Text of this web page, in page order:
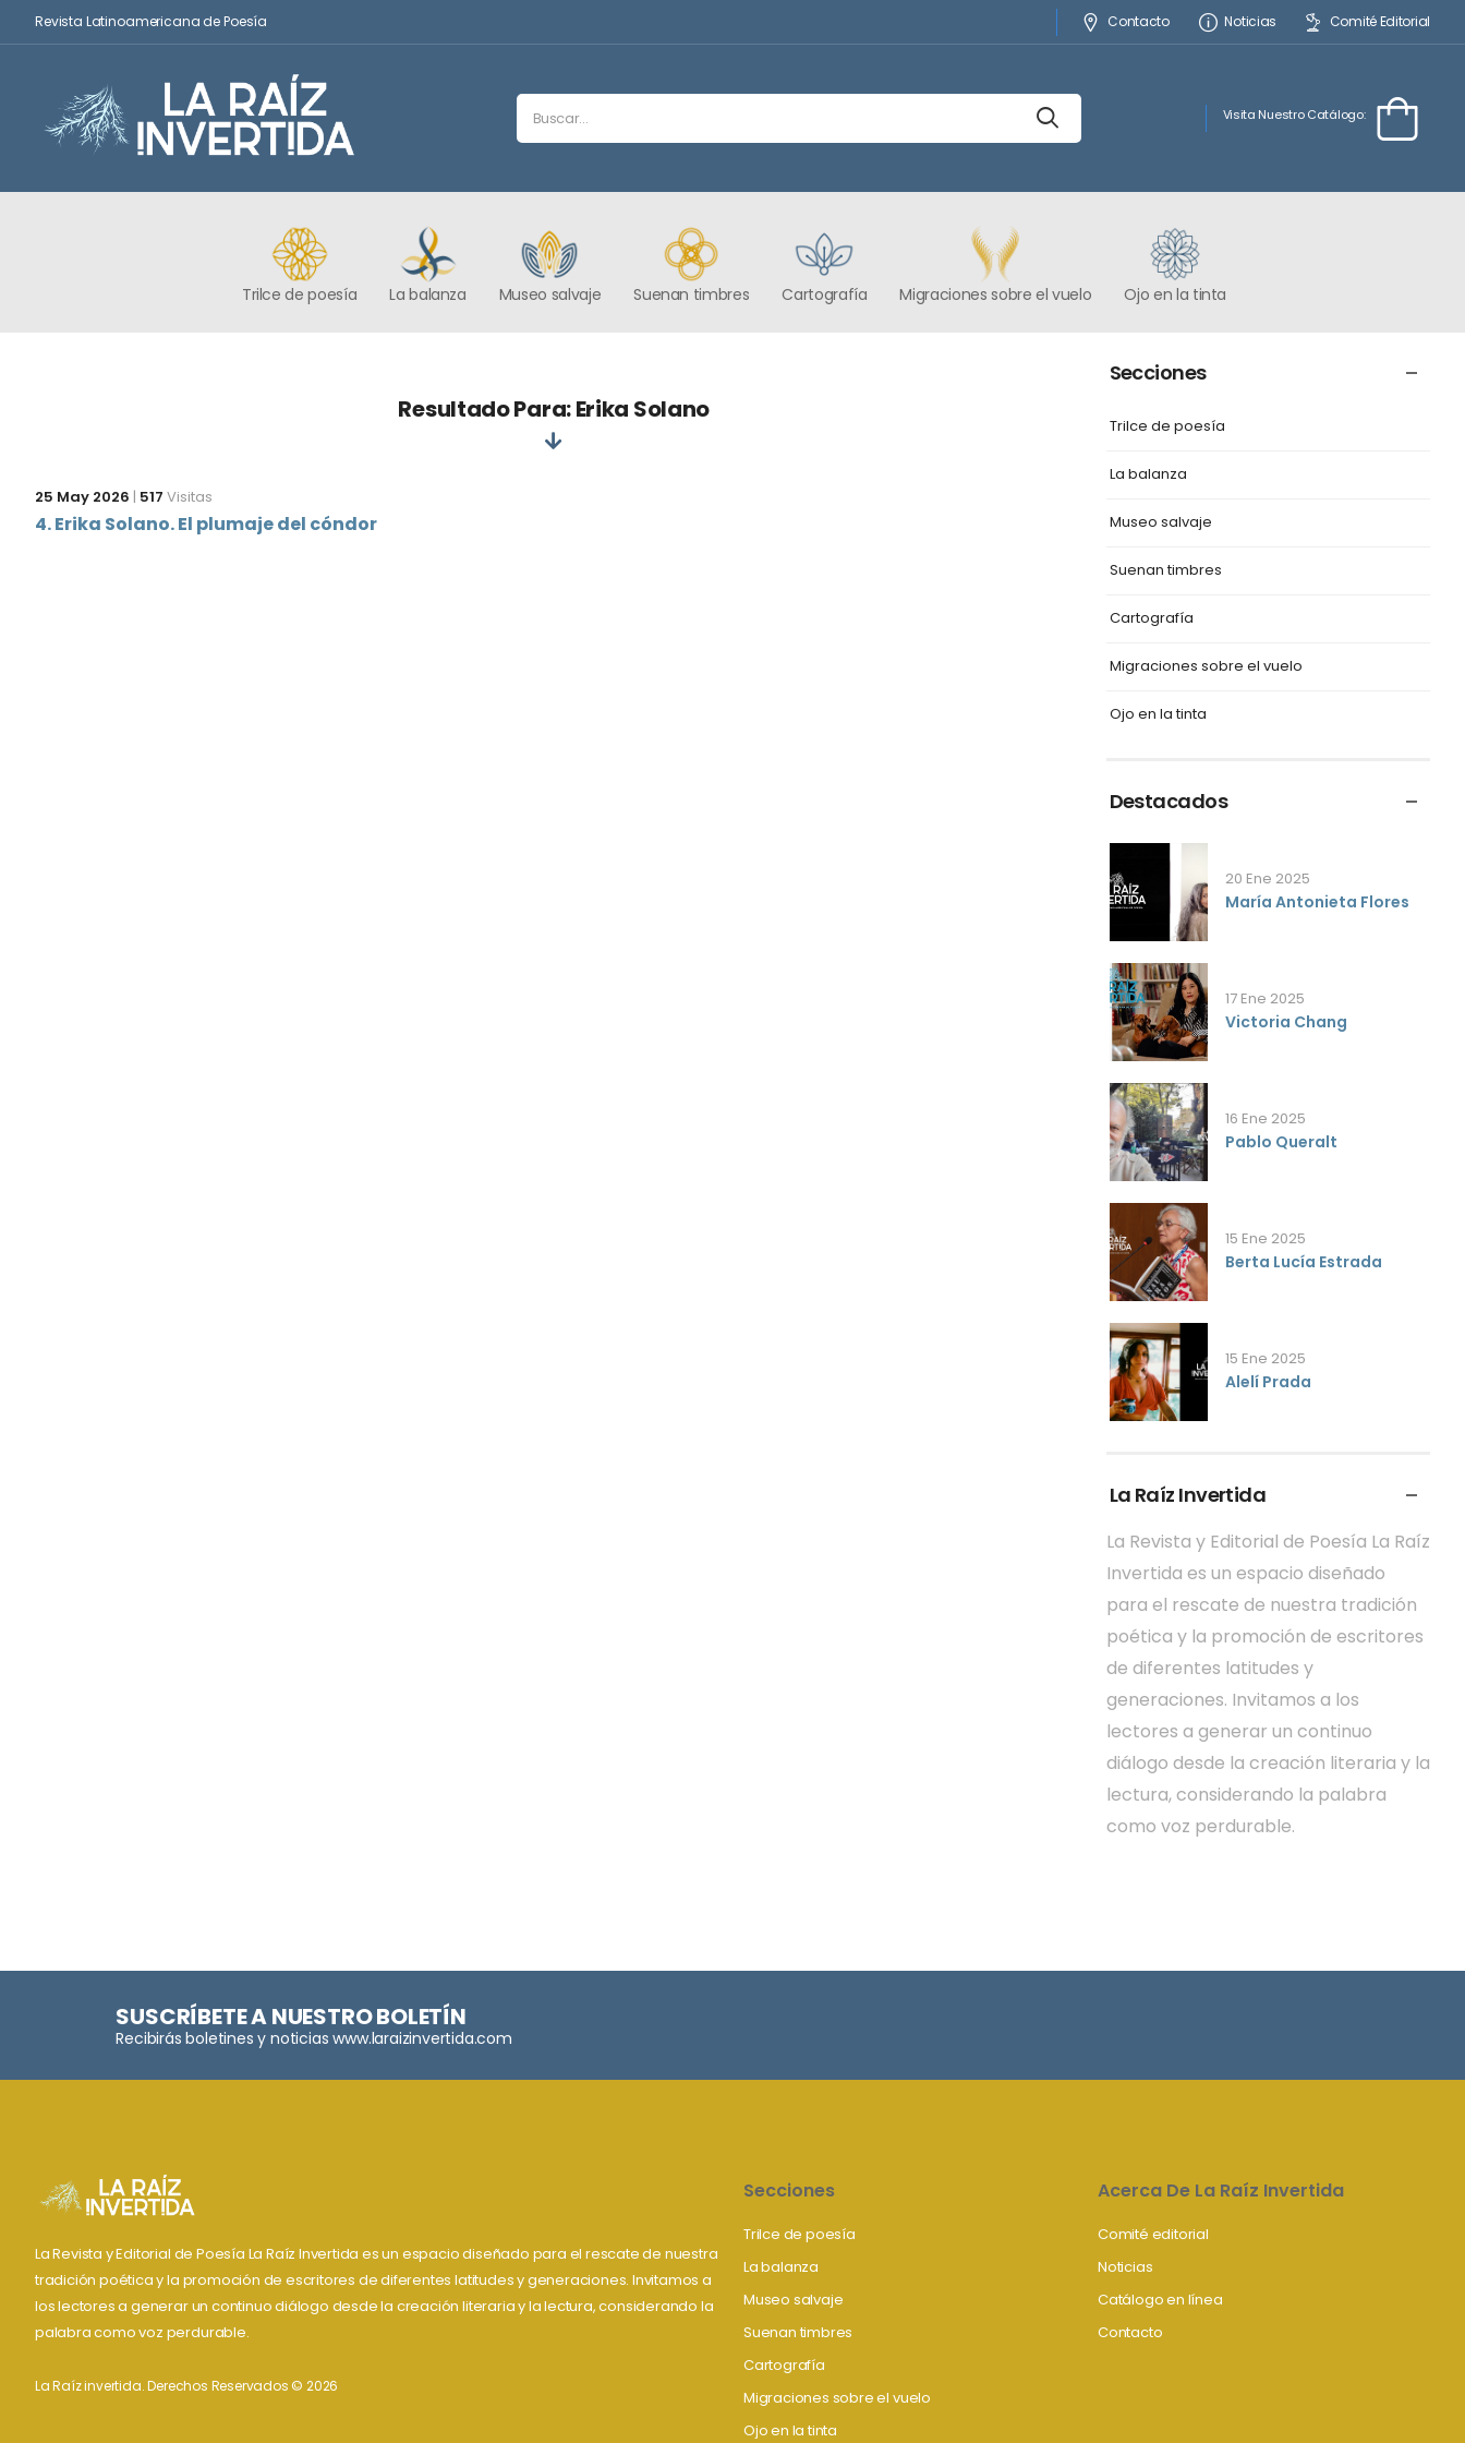
Revista Latinoamericana de Poesía Contacto Noticias Comité Editorial
Visita Nuestro Catálogo:
Trilce de poesía La balanza Museo salvaje Suenan timbres Cartografía Migraciones sobre el vuelo Ojo en la tinta
Resultado Para: Erika Solano
25 May 2026 | 517 Visitas
4. Erika Solano. El plumaje del cóndor
Secciones
Trilce de poesía
La balanza
Museo salvaje
Suenan timbres
Cartografía
Migraciones sobre el vuelo
Ojo en la tinta
Destacados
20 Ene 2025
María Antonieta Flores
17 Ene 2025
Victoria Chang
16 Ene 2025
Pablo Queralt
15 Ene 2025
Berta Lucía Estrada
15 Ene 2025
Alelí Prada
La Raíz Invertida
La Revista y Editorial de Poesía La Raíz
Invertida es un espacio diseñado
para el rescate de nuestra tradición
poética y la promoción de escritores
de diferentes latitudes y
generaciones. Invitamos a los
lectores a generar un continuo
diálogo desde la creación literaria y la
lectura, considerando la palabra
como voz perdurable.
SUSCRÍBETE A NUESTRO BOLETÍN
Recibirás boletines y noticias www.laraizinvertida.com
La Revista y Editorial de Poesía La Raíz Invertida es un espacio diseñado para el rescate de nuestra
tradición poética y la promoción de escritores de diferentes latitudes y generaciones. Invitamos a
los lectores a generar un continuo diálogo desde la creación literaria y la lectura, considerando la
palabra como voz perdurable.
La Raíz invertida. Derechos Reservados © 2026
Secciones
Trilce de poesía
La balanza
Museo salvaje
Suenan timbres
Cartografía
Migraciones sobre el vuelo
Ojo en la tinta
Acerca De La Raíz Invertida
Comité editorial
Noticias
Catálogo en línea
Contacto